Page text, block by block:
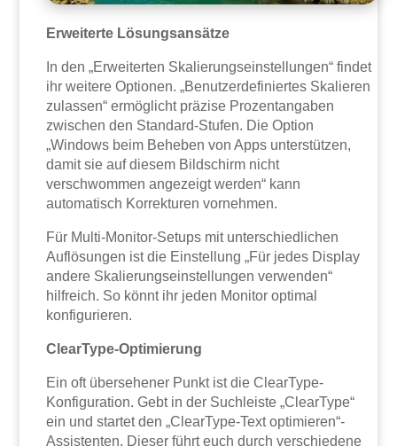
Erweiterte Lösungsansätze
In den „Erweiterten Skalierungseinstellungen“ findet
ihr weitere Optionen. „Benutzerdefiniertes Skalieren
zulassen“ ermöglicht präzise Prozentangaben
zwischen den Standard-Stufen. Die Option
„Windows beim Beheben von Apps unterstützen,
damit sie auf diesem Bildschirm nicht
verschwommen angezeigt werden“ kann
automatisch Korrekturen vornehmen.
Für Multi-Monitor-Setups mit unterschiedlichen
Auflösungen ist die Einstellung „Für jedes Display
andere Skalierungseinstellungen verwenden“
hilfreich. So könnt ihr jeden Monitor optimal
konfigurieren.
ClearType-Optimierung
Ein oft übersehener Punkt ist die ClearType-
Konfiguration. Gebt in der Suchleiste „ClearType“
ein und startet den „ClearType-Text optimieren“-
Assistenten. Dieser führt euch durch verschiedene